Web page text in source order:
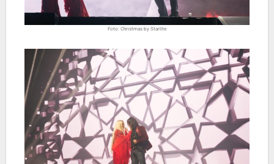
Foto: Christmas by Starlite